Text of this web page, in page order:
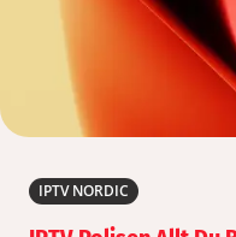
IPTV NORDIC